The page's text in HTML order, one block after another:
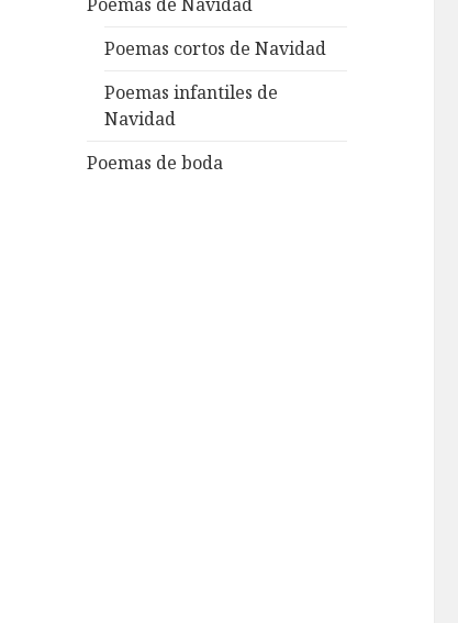
Poemas cortos de Navidad
Poemas infantiles de
Navidad
Poemas de boda